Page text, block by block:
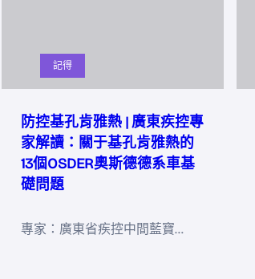
記得
防控基孔肯雅熱 | 廣東疾控專
家解讀：關于基孔肯雅熱的
13個OSDER奧斯德德系車基
礎問題
專家：廣東省疾控中間藍寶…